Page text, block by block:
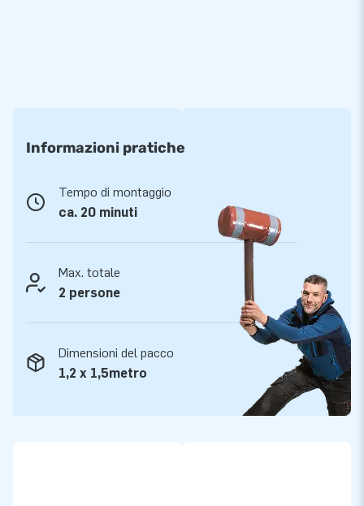
Anni di divertimento grazie a una garanzia di 5
I gonfiabili JB sono realizzati con un resistente PVC di alta
qualità, rinforzati e ricuciti su più punti risultando quindi
resistenti e facili da pulire. Garantiamo il percorso 5 anni
offrendoti la possibilità di divertirti per anni.
Compra questo mega percorso ad ostacoli gonfiabile regala
ai tuoi clienti il ​​giorno più bello della loro vita!
Questo è il motivo per cui più di 15.000 clienti
hanno già scelto JB
Per più di 15 anni abbiamo fatto in modo che le persone di
Informazioni pratiche
Tempo di montaggio
ca. 20 minuti
Max. totale
2 persone
Dimensioni del pacco
1,2 x 1,5metro